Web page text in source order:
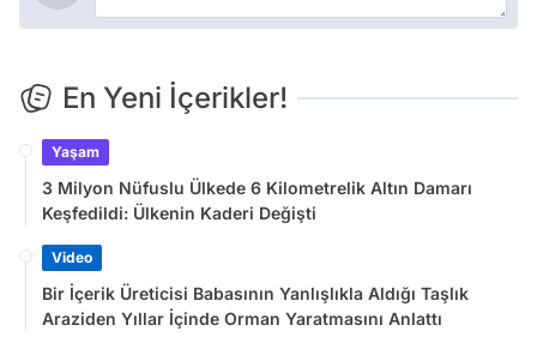
En Yeni İçerikler!
Yaşam
3 Milyon Nüfuslu Ülkede 6 Kilometrelik Altın Damarı
Keşfedildi: Ülkenin Kaderi Değişti
Video
Bir İçerik Üreticisi Babasının Yanlışlıkla Aldığı Taşlık
Araziden Yıllar İçinde Orman Yaratmasını Anlattı